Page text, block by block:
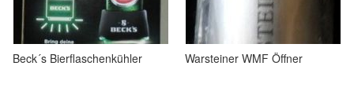
Beck´s Bierflaschenkühler Warsteiner WMF Öffner